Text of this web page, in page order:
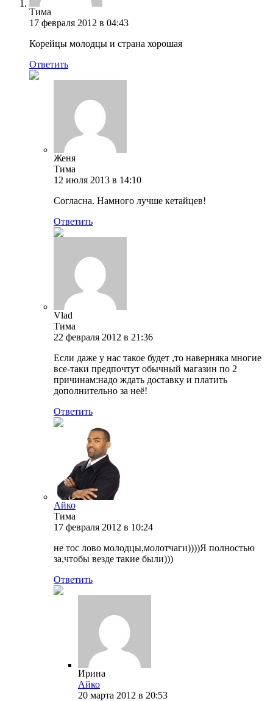
Тима
17 февраля 2012 в 04:43
Корейцы молодцы и страна хорошая
Ответить
Женя
Тима
12 июля 2013 в 14:10
Согласна. Намного лучше кетайцев!
Ответить
Vlad
Тима
22 февраля 2012 в 21:36
Если даже у нас такое будет ,то наверняка многие
все-таки предпочтут обычный магазин по 2
причинам:надо ждать доставку и платить
дополнительно за неё!
Ответить
Айко
Тима
17 февраля 2012 в 10:24
не тос лово молодцы,молотчаги))))Я полностью
за,чтобы везде такие были)))
Ответить
Ирина
Айко
20 марта 2012 в 20:53